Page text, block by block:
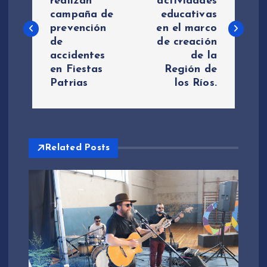
v
a
c
n
d
campaña de
prevención
de
accidentes
en Fiestas
Patrias
educativas
en el marco
de creación
de la
Región de
los Ríos.
Related Posts